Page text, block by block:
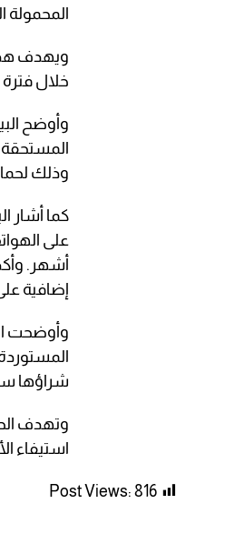
ويهدف
خلال
وأوضح
المستحقة
وذلك
كما أشار
على
أشهر.
إضافية
وأوضحت
شراؤها
وتهدف
استيفاء
Post Views: 816